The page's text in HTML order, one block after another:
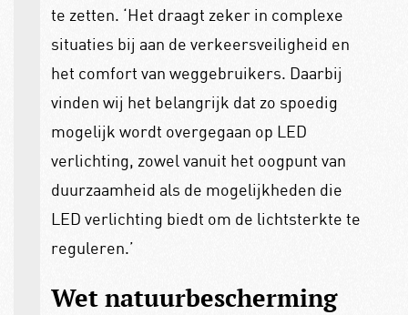
te zetten. ‘Het draagt zeker in complexe
situaties bij aan de verkeersveiligheid en
het comfort van weggebruikers. Daarbij
vinden wij het belangrijk dat zo spoedig
mogelijk wordt overgegaan op LED
verlichting, zowel vanuit het oogpunt van
duurzaamheid als de mogelijkheden die
LED verlichting biedt om de lichtsterkte te
reguleren.’
Wet natuurbescherming